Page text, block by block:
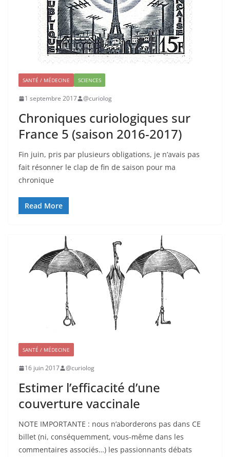
SANTÉ / MÉDECINE SCIENCES
1 septembre 2017 @curiolog
Chroniques curiologiques sur
France 5 (saison 2016-2017)
Fin juin, pris par plusieurs obligations, je n’avais pas
fait résonner le clap de fin de saison pour ma
chronique
Read More
SANTÉ / MÉDECINE
16 juin 2017 @curiolog
Estimer l’efficacité d’une
couverture vaccinale
NOTE IMPORTANTE : nous n’aborderons pas dans CE
billet (ni, conséquemment, vous-même dans les
commentaires associés…) les passionnants débats